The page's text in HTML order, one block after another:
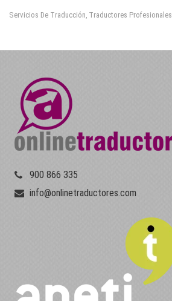
Servicios De Traducción Traductores Profesionales
900 866 335
info@onlinetraductores.com